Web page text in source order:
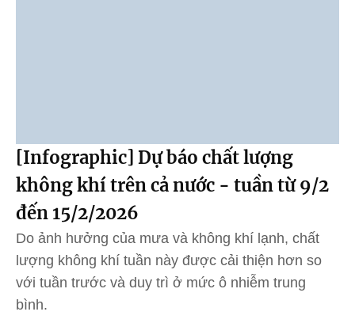
[Infographic] Dự báo chất lượng
không khí trên cả nước - tuần từ 9/2
đến 15/2/2026
Do ảnh hưởng của mưa và không khí lạnh, chất
lượng không khí tuần này được cải thiện hơn so
với tuần trước và duy trì ở mức ô nhiễm trung
bình.